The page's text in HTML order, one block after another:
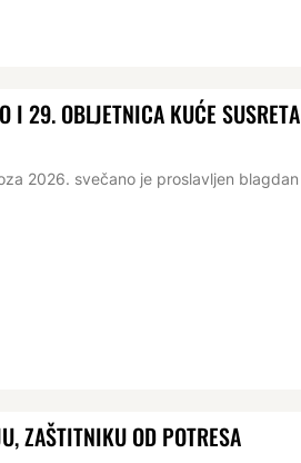
I 29. OBLJETNICA KUĆE SUSRETA
2026. svečano je proslavljen blagdan
ZAŠTITNIKU OD POTRESA